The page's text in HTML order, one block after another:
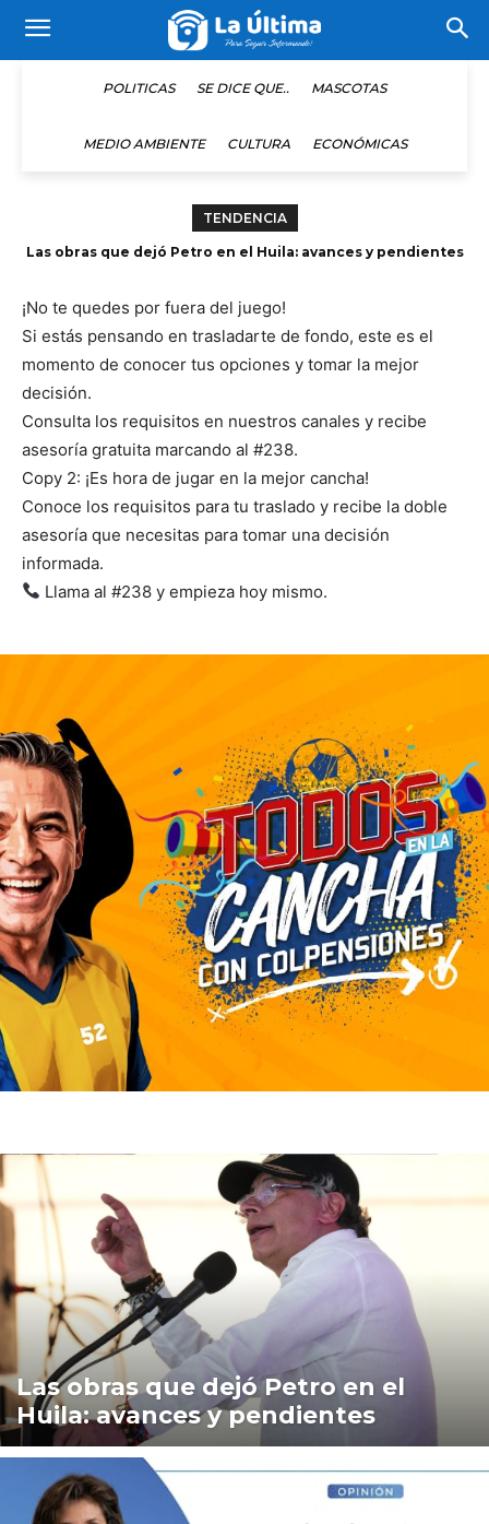
POLITICAS SE DICE QUE.. MASCOTAS
MEDIO AMBIENTE CULTURA ECONÓMICAS
TENDENCIA
Cali recibe a De La Espriella con comitiva de segunda línea
¡No te quedes por fuera del juego!
Si estás pensando en trasladarte de fondo, este es el
momento de conocer tus opciones y tomar la mejor
decisión.
Consulta los requisitos en nuestros canales y recibe
asesoría gratuita marcando al #238.
Copy 2: ¡Es hora de jugar en la mejor cancha!
Conoce los requisitos para tu traslado y recibe la doble
asesoría que necesitas para tomar una decisión
informada.
Llama al #238 y empieza hoy mismo.
Las obras que dejó Petro en el
Huila: avances y pendientes